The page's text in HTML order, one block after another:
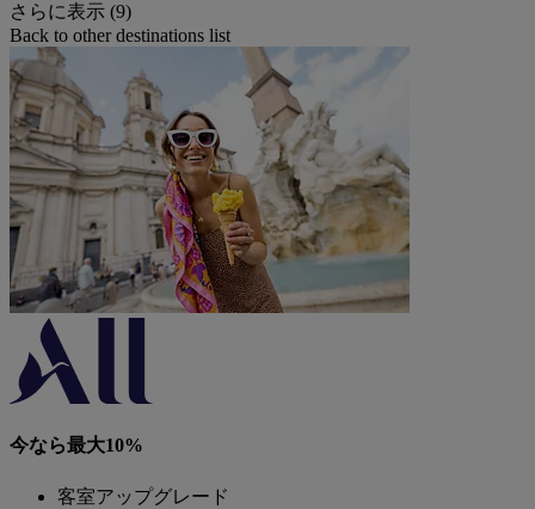
さらに表示 (9)
Back to other destinations list
今なら最大10%
客室アップグレード